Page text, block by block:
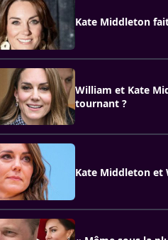
Kate Middleton
William et Kate
tournant ?
Kate Middleton et